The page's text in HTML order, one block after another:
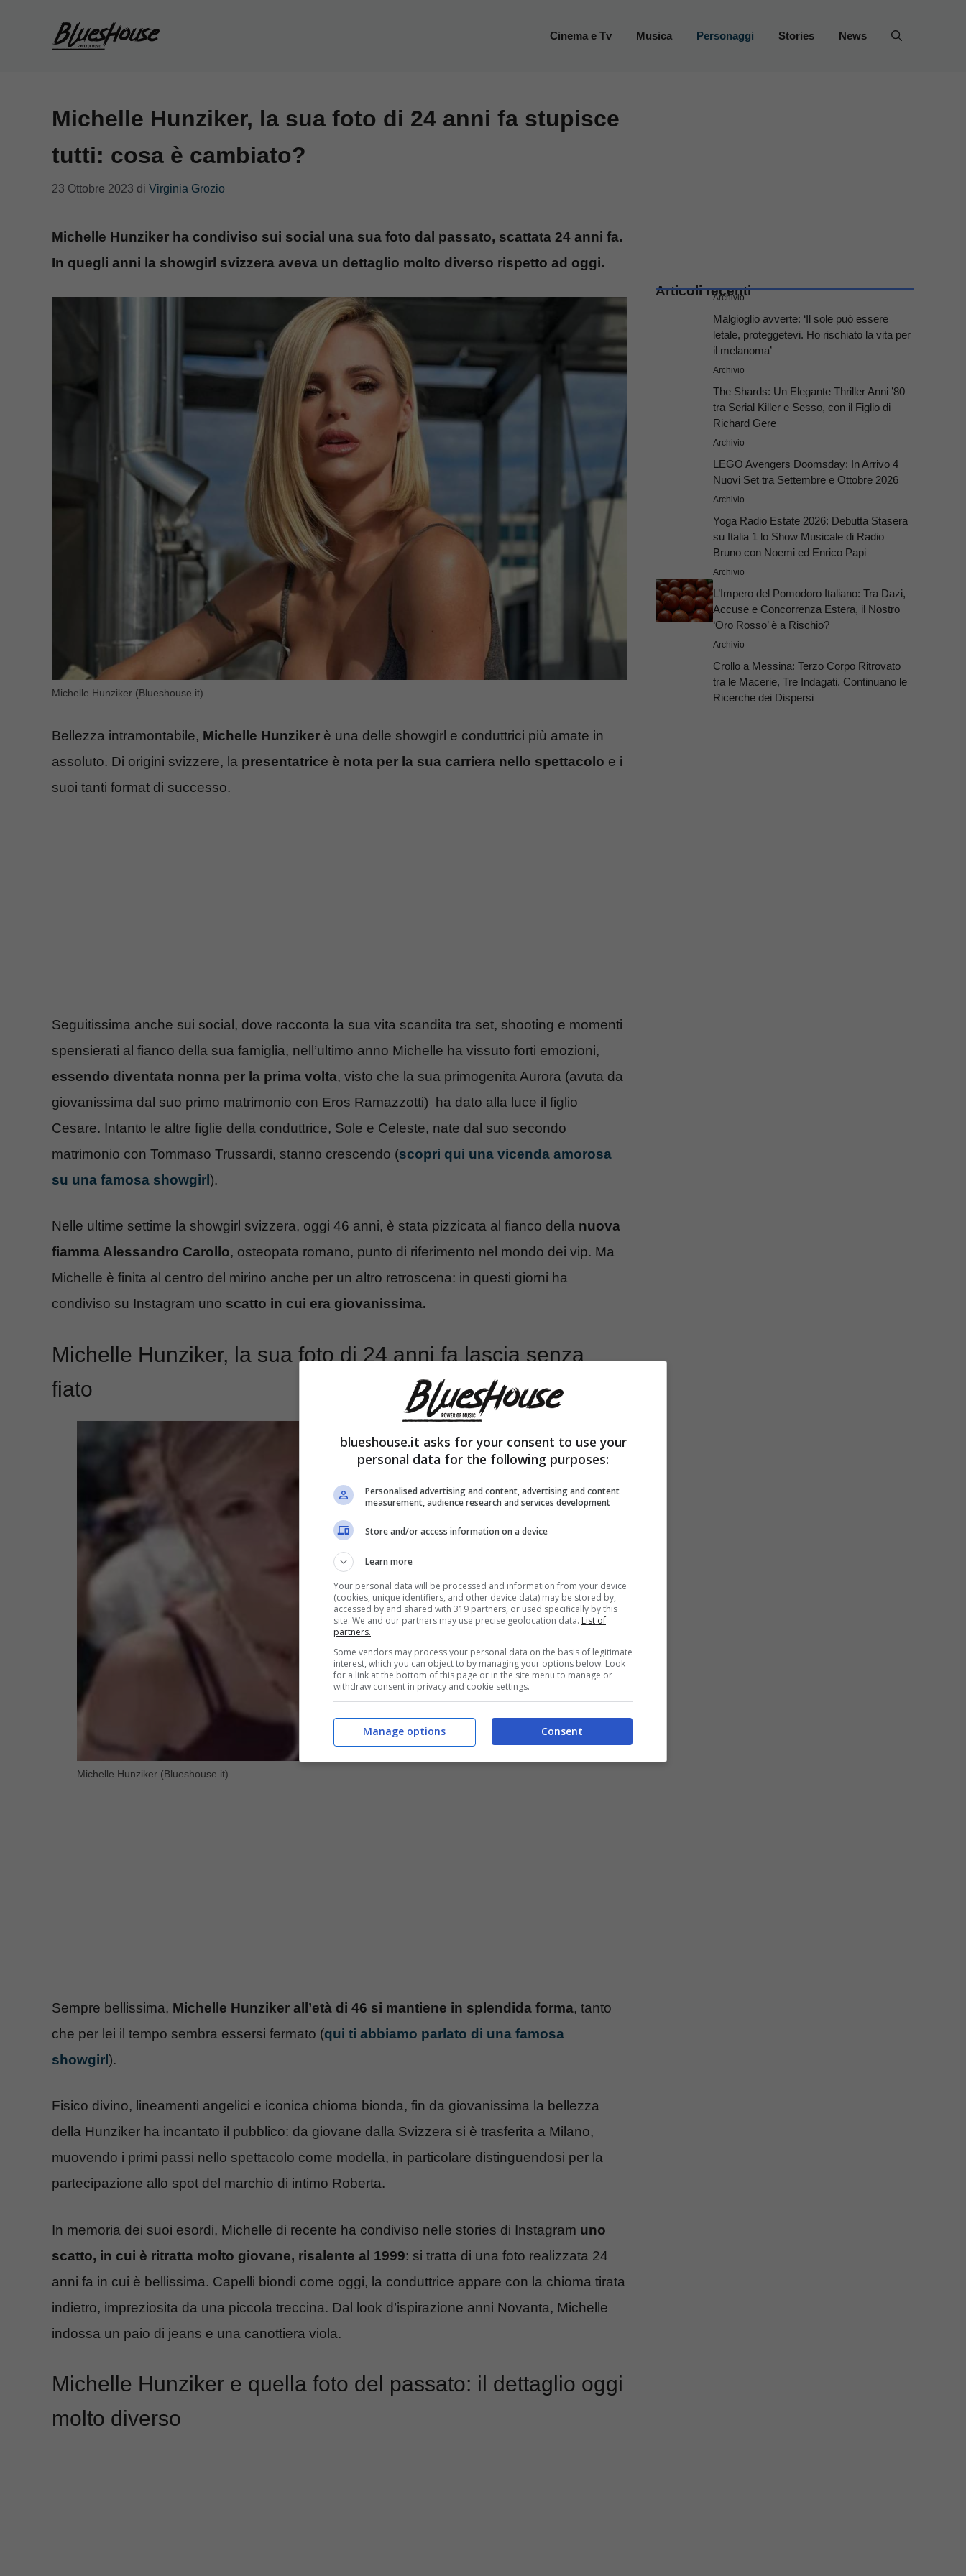
Cinema e Tv Musica Personaggi Stories News
Michelle Hunziker, la sua foto di 24 anni fa stupisce
tutti: cosa è cambiato?
23 Ottobre 2023 di Virginia Grozio
Michelle Hunziker ha condiviso sui social una sua foto dal passato, scattata 24 anni fa.
In quegli anni la showgirl svizzera aveva un dettaglio molto diverso rispetto ad oggi.
Michelle Hunziker (Blueshouse.it)
Bellezza intramontabile, Michelle Hunziker è una delle showgirl e conduttrici più amate in
assoluto. Di origini svizzere, la presentatrice è nota per la sua carriera nello spettacolo e i
suoi tanti format di successo.
Seguitissima anche sui social, dove racconta la sua vita scandita tra set, shooting e momenti
spensierati al fianco della sua famiglia, nell’ultimo anno Michelle ha vissuto forti emozioni,
essendo diventata nonna per la prima volta, visto che la sua primogenita Aurora (avuta da
giovanissima dal suo primo matrimonio con Eros Ramazzotti) ha dato alla luce il figlio
Cesare. Intanto le altre figlie della conduttrice, Sole e Celeste, nate dal suo secondo
matrimonio con Tommaso Trussardi, stanno crescendo (scopri qui una vicenda amorosa
su una famosa showgirl ).
Nelle ultime settime la showgirl svizzera, oggi 46 anni, è stata pizzicata al fianco della nuova
fiamma Alessandro Carollo, osteopata romano, punto di riferimento nel mondo dei vip. Ma
Michelle è finita al centro del mirino anche per un altro retroscena: in questi giorni ha
condiviso su Instagram uno scatto in cui era giovanissima.
Michelle Hunziker, la sua foto di 24 anni fa lascia senza
fiato
Michelle Hunziker (Blueshouse.it)
Sempre bellissima, Michelle Hunziker all’età di 46 si mantiene in splendida forma, tanto
che per lei il tempo sembra essersi fermato (qui ti abbiamo parlato di una famosa
showgirl ).
Fisico divino, lineamenti angelici e iconica chioma bionda, fin da giovanissima la bellezza
della Hunziker ha incantato il pubblico: da giovane dalla Svizzera si è trasferita a Milano,
muovendo i primi passi nello spettacolo come modella, in particolare distinguendosi per la
partecipazione allo spot del marchio di intimo Roberta.
In memoria dei suoi esordi, Michelle di recente ha condiviso nelle stories di Instagram uno
scatto, in cui è ritratta molto giovane, risalente al 1999: si tratta di una foto realizzata 24
anni fa in cui è bellissima. Capelli biondi come oggi, la conduttrice appare con la chioma tirata
indietro, impreziosita da una piccola treccina. Dal look d’ispirazione anni Novanta, Michelle
indossa un paio di jeans e una canottiera viola.
Michelle Hunziker e quella foto del passato: il dettaglio oggi
molto diverso
Articoli recenti
Archivio
Malgioglio avverte: ‘Il sole può essere
letale, proteggetevi. Ho rischiato la vita per
il melanoma’
Archivio
The Shards: Un Elegante Thriller Anni ’80
tra Serial Killer e Sesso, con il Figlio di
Richard Gere
Archivio
LEGO Avengers Doomsday: In Arrivo 4
Nuovi Set tra Settembre e Ottobre 2026
Archivio
Yoga Radio Estate 2026: Debutta Stasera
su Italia 1 lo Show Musicale di Radio
Bruno con Noemi ed Enrico Papi
Archivio
L’Impero del Pomodoro Italiano: Tra Dazi,
Accuse e Concorrenza Estera, il Nostro
‘Oro Rosso’ è a Rischio?
Archivio
Crollo a Messina: Terzo Corpo Ritrovato
tra le Macerie, Tre Indagati. Continuano le
Ricerche dei Dispersi
blueshouse.it asks for your consent to use your
personal data for the following purposes:
Personalised advertising and content, advertising and content
measurement, audience research and services development
Store and/or access information on a device
Learn more
Your personal data will be processed and information from your device
(cookies, unique identifiers, and other device data) may be stored by,
accessed by and shared with 319 partners, or used specifically by this
site. We and our partners may use precise geolocation data. List of
partners.
Some vendors may process your personal data on the basis of legitimate
interest, which you can object to by managing your options below. Look
for a link at the bottom of this page or in the site menu to manage or
withdraw consent in privacy and cookie settings.
Consent
Manage options